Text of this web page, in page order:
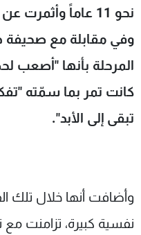
نحو 11 عاماً
وفي مقابلة مع صحيفة
المرحلة بأنها "أصعب
كانت تمر بما سمّته
تبقى إلى الأبد".
وأضافت أنها خلال تلك
نفسية كبيرة، تزامنت